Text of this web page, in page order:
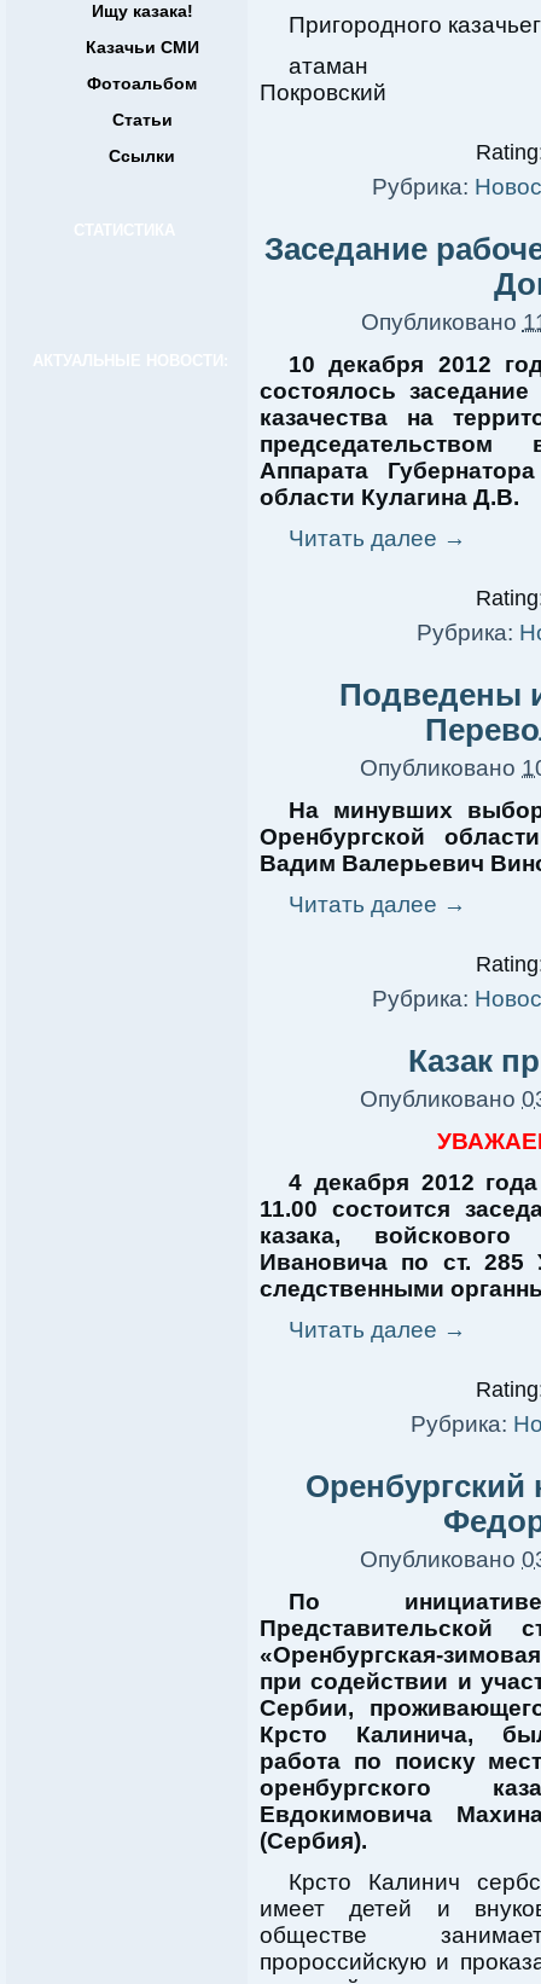
Ищу казака!
Казачьи СМИ
Фотоальбом
Статьи
Ссылки
СТАТИСТИКА
АКТУАЛЬНЫЕ НОВОСТИ:
Пригородного
Покровский
Рубрика:
Заседание
Опубликовано
10 декабря 2012
состоялось
казачества на
председательством
Аппарата
области Кулагина Д.В.
Читать далее →
Рубрика:
Подведены
Опубликовано
На минувших
Оренбургской
Вадим Валерьевич
Читать далее →
Рубрика:
Казак
Опубликовано
4 декабря 2012
11.00 состоится
казака,
Ивановича по ст.
следственными
Читать далее →
Рубрика:
Оренбургский
Опубликовано
По
Представительской
«Оренбургская-
при содействии и
Сербии,
Крсто Калинича,
работа по поиску
оренбургского
Евдокимовича
(Сербия).
Крсто Калинич
имеет детей и
обществе
пророссийскую и